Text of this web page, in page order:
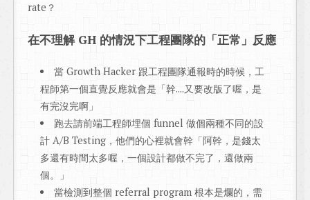
rate？
在不理解 GH 的情況下工程團隊的「正常」反應
當 Growth Hacker 跟工程團隊通報時的時候，工
程師第一個直覺反應就會是「幹....又要改版了喔，是
有完沒完啊」
跑去請前端工程師埋個 funnel 做個兩種不同的設
計 A/B Testing，他們的心裡就會幹「阿幹，是錢太
多還有時間太多喔，一個設計都做不完了，還做兩
個。」
當檢測到整個 referral program 根本是爛的，需